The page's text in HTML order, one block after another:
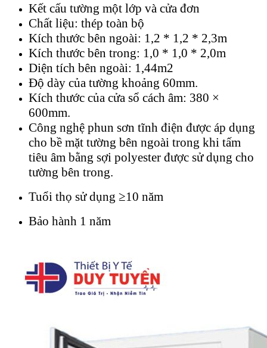
Kết cấu tường một lớp và cửa đơn
Chất liệu: thép toàn bộ
Kích thước bên ngoài: 1,2 * 1,2 * 2,3m
Kích thước bên trong: 1,0 * 1,0 * 2,0m
Diện tích bên ngoài: 1,44m2
Độ dày của tường khoảng 60mm.
Kích thước của cửa sổ cách âm: 380 ×
600mm.
Công nghệ phun sơn tĩnh điện được áp dụng
cho bề mặt tường bên ngoài trong khi tấm
tiêu âm bằng sợi polyester được sử dụng cho
tường bên trong.
Tuổi thọ sử dụng ≥10 năm
Bảo hành 1 năm